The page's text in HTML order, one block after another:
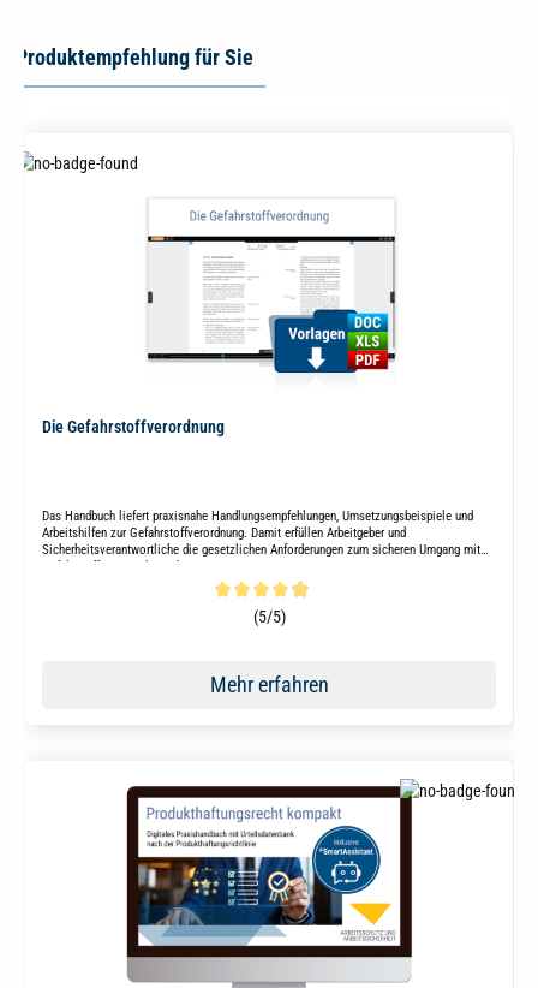
Produktempfehlung für Sie
Die Gefahrstoffverordnung
Das Handbuch liefert praxisnahe Handlungsempfehlungen, Umsetzungsbeispiele und
Arbeitshilfen zur Gefahrstoffverordnung. Damit erfüllen Arbeitgeber und
Sicherheitsverantwortliche die gesetzlichen Anforderungen zum sicheren Umgang mit
Durchschnittliche Bewertung von 4.8 von 5 Sternen
(5/5)
Mehr erfahren